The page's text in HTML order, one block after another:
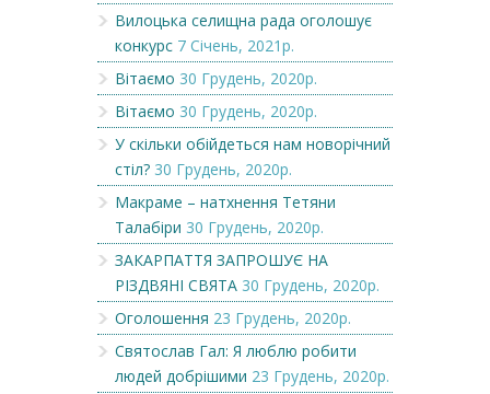
Вилоцька селищна рада оголошує
конкурс 7 Січень, 2021р.
Вітаємо 30 Грудень, 2020р.
Вітаємо 30 Грудень, 2020р.
У скільки обійдеться нам новорічний
стіл? 30 Грудень, 2020р.
Макраме – натхнення Тетяни
Талабіри 30 Грудень, 2020р.
ЗАКАРПАТТЯ ЗАПРОШУЄ НА
РІЗДВЯНІ СВЯТА 30 Грудень, 2020р.
Оголошення 23 Грудень, 2020р.
Святослав Гал: Я люблю робити
людей добрішими 23 Грудень, 2020р.